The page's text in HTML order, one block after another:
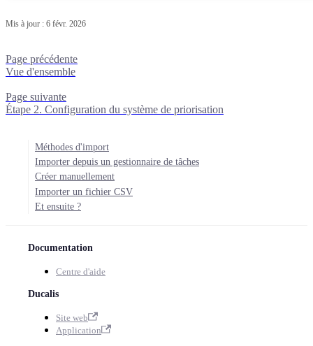
Mis à jour : 6 févr. 2026
Page précédente
Vue d'ensemble
Page suivante
Étape 2. Configuration du système de priorisation
Méthodes d'import
Importer depuis un gestionnaire de tâches
Créer manuellement
Importer un fichier CSV
Et ensuite ?
Documentation
Centre d'aide
Ducalis
Site web
Application